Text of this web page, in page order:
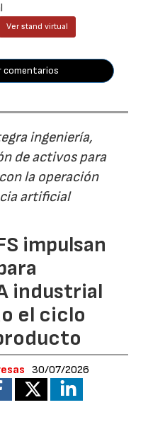
Ver stand virtual
comentarios
ingeniería,
de activos para
la operación
artificial
impulsan
industrial
el ciclo
30/07/2026